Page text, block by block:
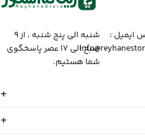
ایمیل :‌
شنبه الی پنج شنبه ، از ۹
صبح الی ۱۷ عصر پاسخگوی
شما هستیم.